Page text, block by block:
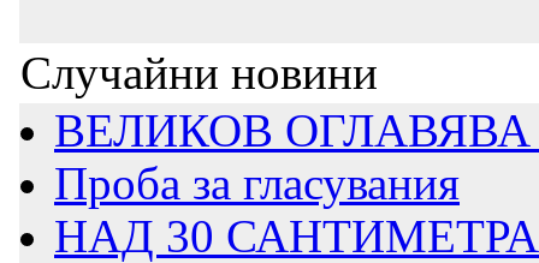
Случайни новини
ВЕЛИКОВ
Проба за гласувания
НАД 30